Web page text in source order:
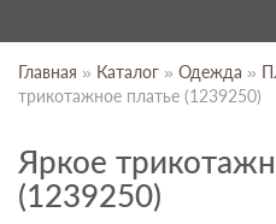
Главная » Каталог » Одежда »
трикотажное платье (1239250)
Яркое
(1239250)